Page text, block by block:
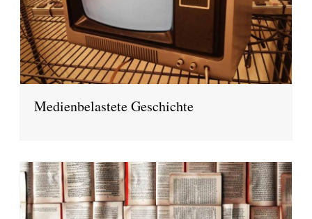
Medienbelastete Geschichte